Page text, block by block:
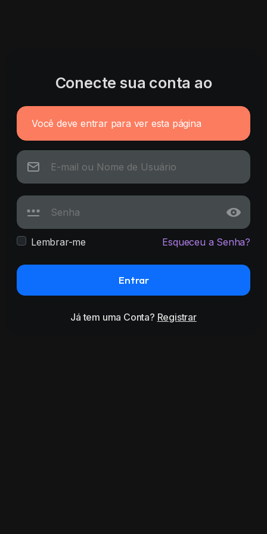
Conecte sua conta ao
Você deve entrar para ver esta página
Lembrar-me Esqueceu a Senha?
Entrar
Já tem uma Conta? Registrar